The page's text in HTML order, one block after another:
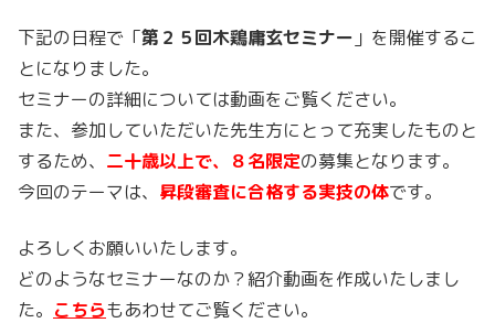
下記の日程で「第２５回木鶏庸玄セミナー 」を開催するこ
とになりました。
セミナーの詳細については動画をご覧ください。
また、参加していただいた先生方にとって充実したものと
するため、 二十歳以上で、８名限定の募集となります。
今回のテーマは、 昇段審査に合格する実技の体です。
よろしくお願いいたします。
どのようなセミナーなのか？紹介動画を作成いたしまし
た。 こちらもあわせてご覧ください。